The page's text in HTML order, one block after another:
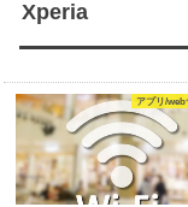
Xperia
アプリ/web